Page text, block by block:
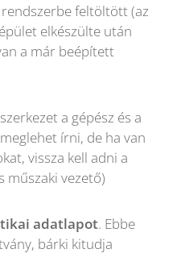
rendszerbe feltöltött (az
elkészülte után
a már beépített
a gépész és a
írni, de ha van
vissza kell adni a
műszaki vezető)
adatlapot. Ebbe
bárki kitudja